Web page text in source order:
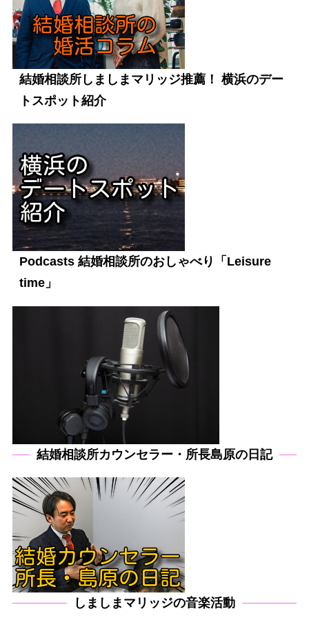
結婚相談所しましまマリッジ推薦！ 横浜のデー
トスポット紹介
Podcasts 結婚相談所のおしゃべり「Leisure
time」
結婚相談所カウンセラー・所長島原の日記
しましまマリッジの音楽活動